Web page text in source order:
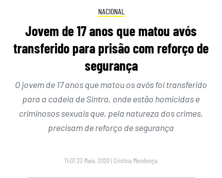
NACIONAL
Jovem de 17 anos que matou avós
transferido para prisão com reforço de
segurança
O jovem de 17 anos que matou os avós foi transferido
para a cadeia de Sintra, onde estão homicidas e
criminosos sexuais que, pela natureza dos crimes,
precisam de reforço de segurança
11:07 23 Maio, 2020| Cristina Mendonça